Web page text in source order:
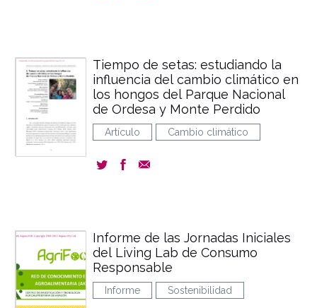
Tiempo de setas: estudiando la
influencia del cambio climático en
los hongos del Parque Nacional
de Ordesa y Monte Perdido
Artículo Cambio climático
Informe de las Jornadas Iniciales
del Living Lab de Consumo
Responsable
Informe Sostenibilidad